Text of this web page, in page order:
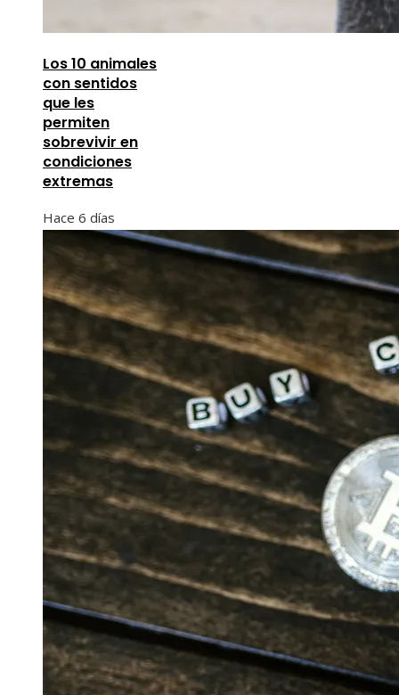
Los 10 animales
con sentidos
que les
permiten
sobrevivir en
condiciones
extremas
Hace 6 días